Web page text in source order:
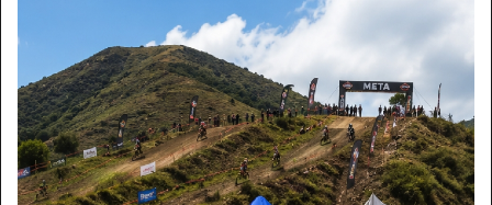
CARROS DE ACERO TIPO YEGUA
home/catálogo de productos/carros de acero/ carros tipo yegua